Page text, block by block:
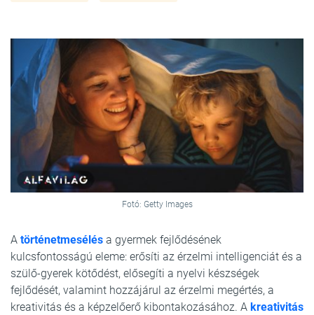
Fotó: Getty Images
A történetmesélés a gyermek fejlődésének
kulcsfontosságú eleme: erősíti az érzelmi intelligenciát és a
szülő-gyerek kötődést, elősegíti a nyelvi készségek
fejlődését, valamint hozzájárul az érzelmi megértés, a
kreativitás és a képzelőerő kibontakozásához. A kreativitás